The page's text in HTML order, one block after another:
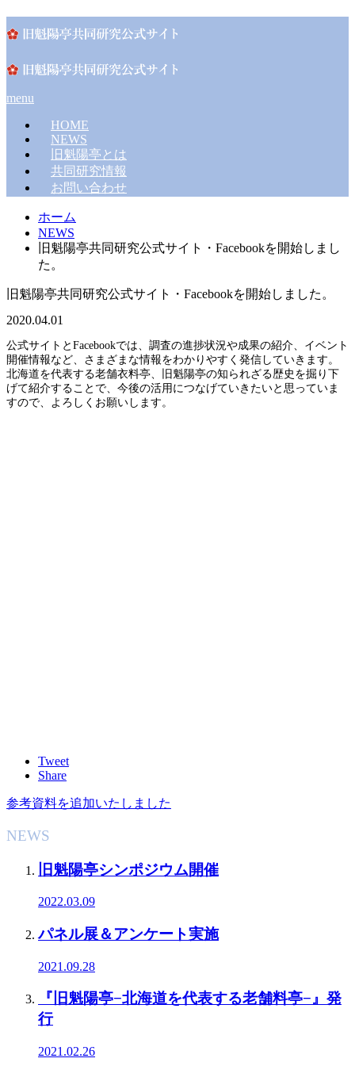
menu
HOME
NEWS
旧魁陽亭とは
共同研究情報
お問い合わせ
ホーム
NEWS
旧魁陽亭共同研究公式サイト・Facebookを開始しまし
た。
旧魁陽亭共同研究公式サイト・Facebookを開始しました。
2020.04.01
公式サイトとFacebookでは、調査の進捗状況や成果の紹介、イベント
開催情報など、さまざまな情報をわかりやすく発信していきます。
北海道を代表する老舗衣料亭、旧魁陽亭の知られざる歴史を掘り下
げて紹介することで、今後の活用につなげていきたいと思っていま
すので、よろしくお願いします。
Tweet
Share
参考資料を追加いたしました
NEWS
旧魁陽亭シンポジウム開催
2022.03.09
パネル展＆アンケート実施
2021.09.28
『旧魁陽亭−北海道を代表する老舗料亭−』発
行
2021.02.26